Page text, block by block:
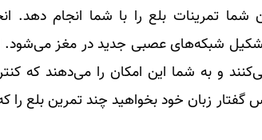
شما تمرینات بلع را با شما انجام دهد.
شبکه‌های عصبی جدید در مغز می‌شود.
و به شما این امکان را می‌دهند که
زبان خود بخواهید چند تمرین بلع را